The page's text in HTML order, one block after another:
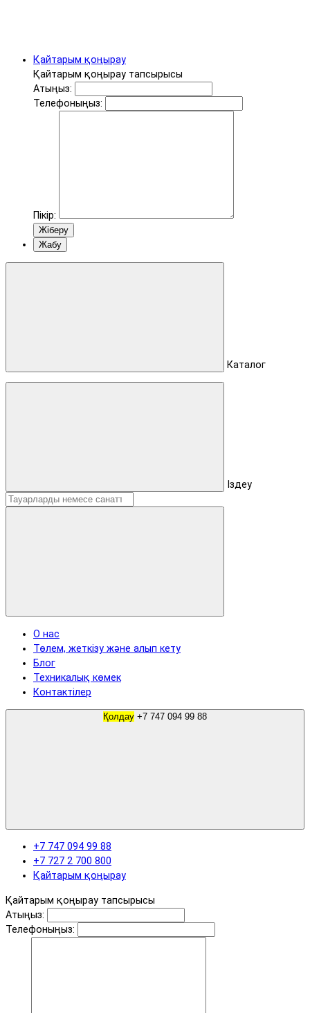
Қайтарым қоңырау
Қайтарым қоңырау тапсырысы
Атыңыз:
Телефоныңыз:
Пікір:
Жіберу
Жабу
Каталог
Іздеу
О нас
Төлем, жеткізу және алып кету
Блог
Техникалық көмек
Контактілер
Қолдау
+7 747 094 99 88
+7 727 2 700 800
Қайтарым қоңырау
Қайтарым қоңырау тапсырысы
Атыңыз:
Телефоныңыз: